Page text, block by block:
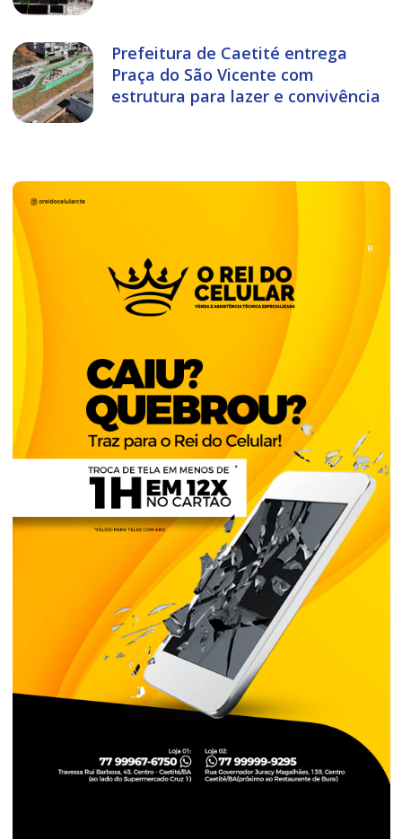
Prefeitura de Caetité entrega
Praça do São Vicente com
estrutura para lazer e convivência